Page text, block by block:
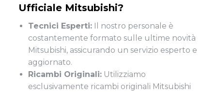
Ufficiale Mitsubishi?
Tecnici Esperti:Il nostro personale è
costantemente formato sulle ultime novità
Mitsubishi, assicurando un servizio esperto e
aggiornato.
Ricambi Originali:Utilizziamo
esclusivamente ricambi originali Mitsubishi